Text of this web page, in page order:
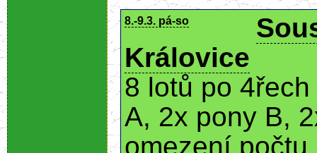
8.-9.3. pá-so
Královice
8 lotů po
A, 2x pony B,
omezení počtu